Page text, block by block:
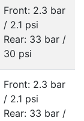
Front: 2.3 bar
/ 2.1 psi
Rear: 33 bar /
30 psi
Front: 2.3 bar
/ 2.1 psi
Rear: 33 bar /